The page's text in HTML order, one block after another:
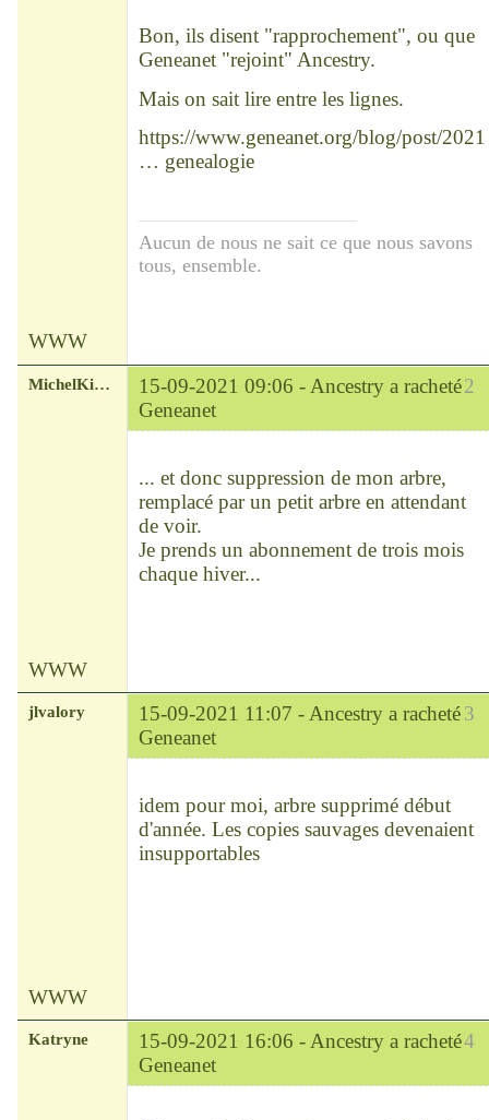
Bon, ils disent "rapprochement", ou que
Geneanet "rejoint" Ancestry.
Mais on sait lire entre les lignes.
https://www.geneanet.org/blog/post/2021
… genealogie
Aucun de nous ne sait ce que nous savons
tous, ensemble.
WWW
2
MichelKirsch 15-09-2021 09:06 - Ancestry a racheté
Geneanet
... et donc suppression de mon arbre,
remplacé par un petit arbre en attendant
de voir.
Je prends un abonnement de trois mois
chaque hiver...
WWW
3
jlvalory 15-09-2021 11:07 - Ancestry a racheté
Geneanet
idem pour moi, arbre supprimé début
d'année. Les copies sauvages devenaient
insupportables
WWW
4
Katryne 15-09-2021 16:06 - Ancestry a racheté
Geneanet